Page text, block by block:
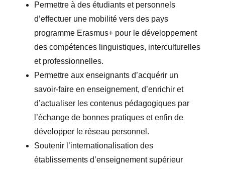
Permettre à des étudiants et personnels
d’effectuer une mobilité vers des pays
programme Erasmus+ pour le développement
des compétences linguistiques, interculturelles
et professionnelles.
Permettre aux enseignants d’acquérir un
savoir-faire en enseignement, d’enrichir et
d’actualiser les contenus pédagogiques par
l’échange de bonnes pratiques et enfin de
développer le réseau personnel.
Soutenir l’internationalisation des
établissements d’enseignement supérieur